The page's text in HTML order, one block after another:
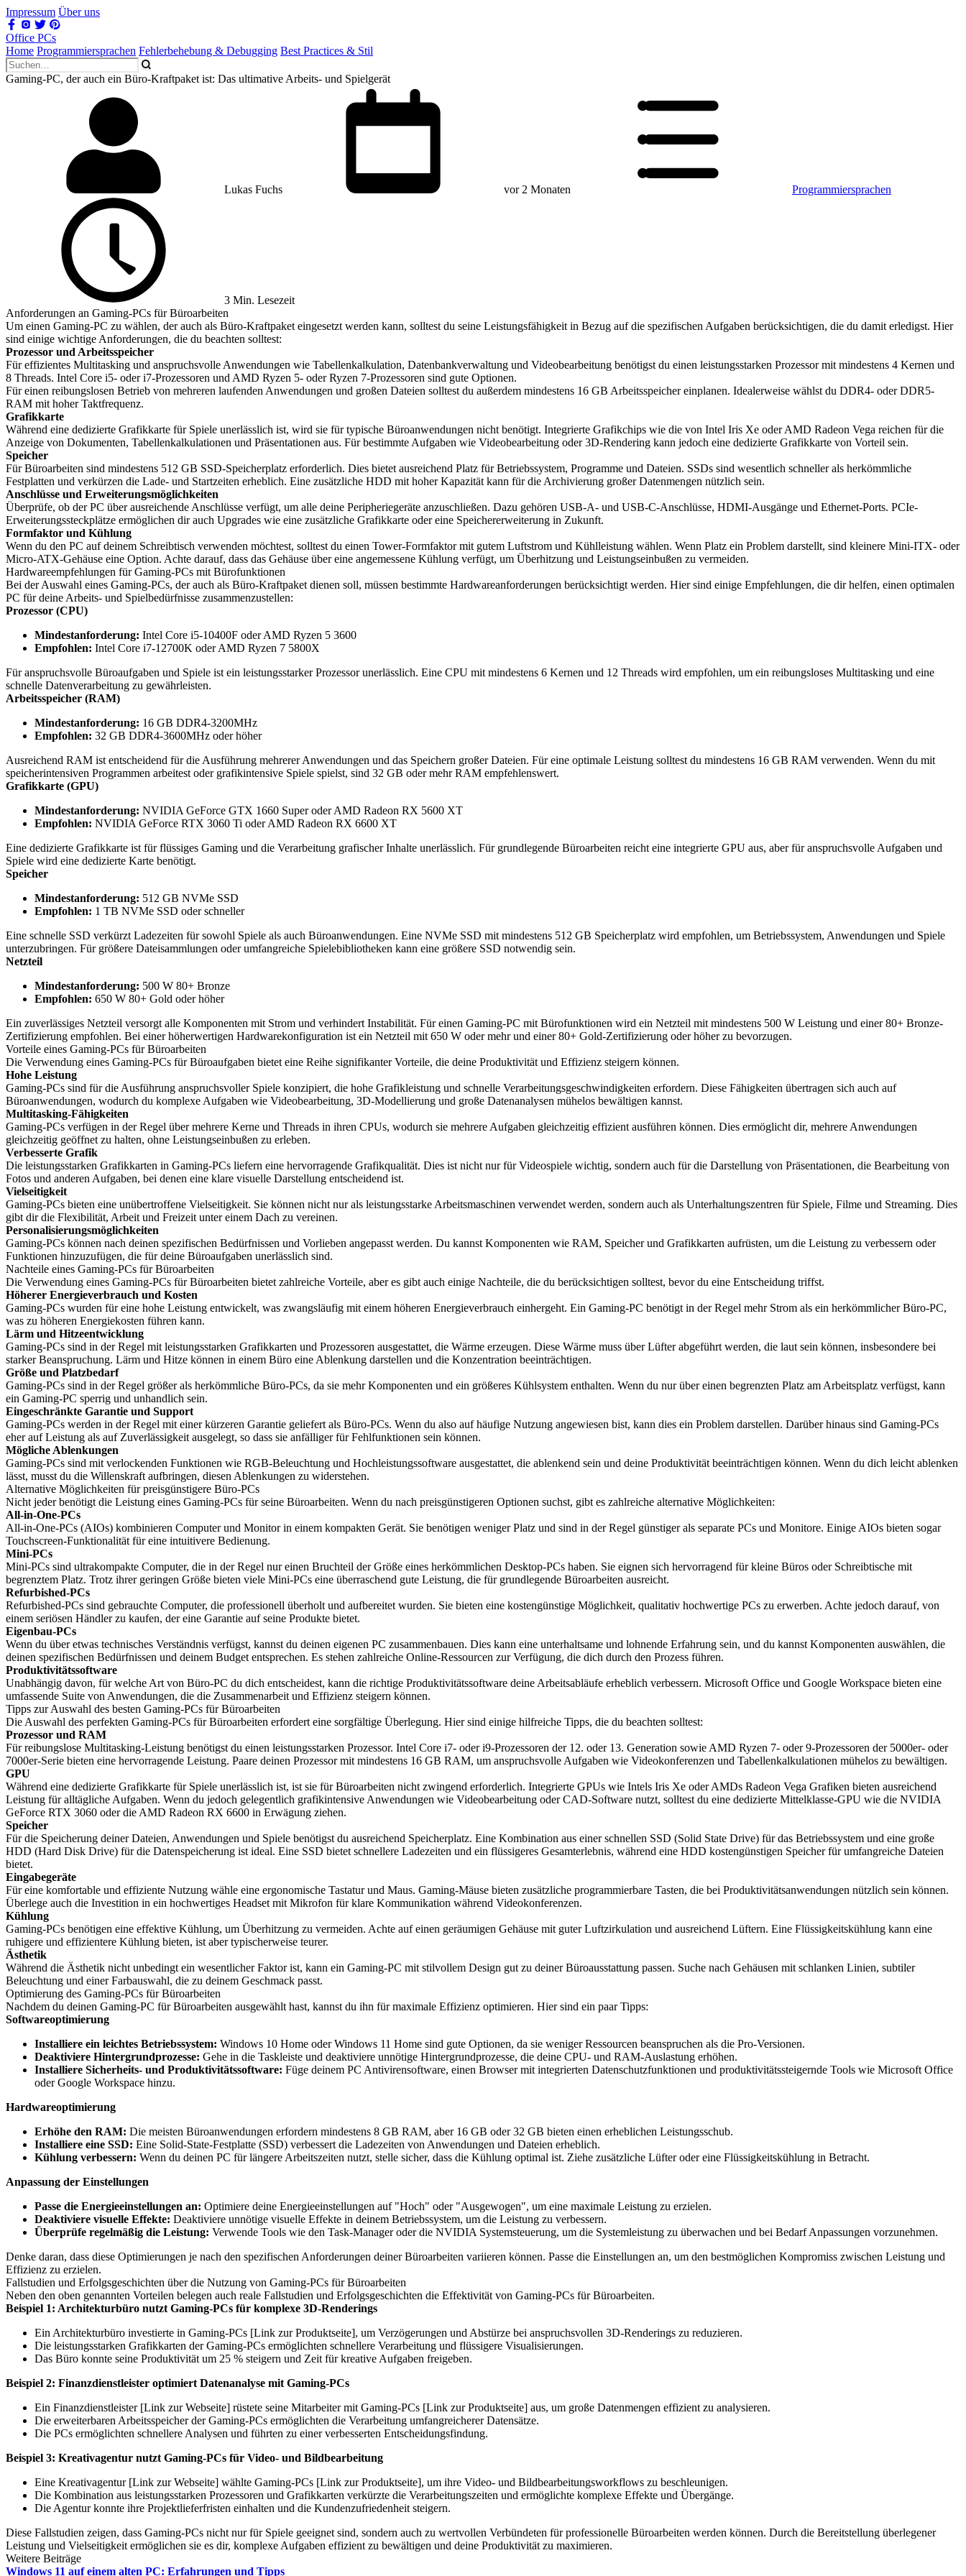
Impressum Über uns
Office PCs
Home Programmiersprachen Fehlerbehebung & Debugging Best Practices & Stil
Gaming-PC, der auch ein Büro-Kraftpaket ist: Das ultimative Arbeits- und Spielgerät
Lukas Fuchs vor 2 Monaten Programmiersprachen
3 Min. Lesezeit
Anforderungen an Gaming-PCs für Büroarbeiten
Um einen Gaming-PC zu wählen, der auch als Büro-Kraftpaket eingesetzt werden kann, solltest du seine Leistungsfähigkeit in Bezug auf die spezifischen Aufgaben berücksichtigen, die du damit erledigst. Hier
sind einige wichtige Anforderungen, die du beachten solltest:
Prozessor und Arbeitsspeicher
Für effizientes Multitasking und anspruchsvolle Anwendungen wie Tabellenkalkulation, Datenbankverwaltung und Videobearbeitung benötigst du einen leistungsstarken Prozessor mit mindestens 4 Kernen und
8 Threads. Intel Core i5- oder i7-Prozessoren und AMD Ryzen 5- oder Ryzen 7-Prozessoren sind gute Optionen.
Für einen reibungslosen Betrieb von mehreren laufenden Anwendungen und großen Dateien solltest du außerdem mindestens 16 GB Arbeitsspeicher einplanen. Idealerweise wählst du DDR4- oder DDR5-
RAM mit hoher Taktfrequenz.
Grafikkarte
Während eine dedizierte Grafikkarte für Spiele unerlässlich ist, wird sie für typische Büroanwendungen nicht benötigt. Integrierte Grafikchips wie die von Intel Iris Xe oder AMD Radeon Vega reichen für die
Anzeige von Dokumenten, Tabellenkalkulationen und Präsentationen aus. Für bestimmte Aufgaben wie Videobearbeitung oder 3D-Rendering kann jedoch eine dedizierte Grafikkarte von Vorteil sein.
Speicher
Für Büroarbeiten sind mindestens 512 GB SSD-Speicherplatz erforderlich. Dies bietet ausreichend Platz für Betriebssystem, Programme und Dateien. SSDs sind wesentlich schneller als herkömmliche
Festplatten und verkürzen die Lade- und Startzeiten erheblich. Eine zusätzliche HDD mit hoher Kapazität kann für die Archivierung großer Datenmengen nützlich sein.
Anschlüsse und Erweiterungsmöglichkeiten
Überprüfe, ob der PC über ausreichende Anschlüsse verfügt, um alle deine Peripheriegeräte anzuschließen. Dazu gehören USB-A- und USB-C-Anschlüsse, HDMI-Ausgänge und Ethernet-Ports. PCIe-
Erweiterungssteckplätze ermöglichen dir auch Upgrades wie eine zusätzliche Grafikkarte oder eine Speichererweiterung in Zukunft.
Formfaktor und Kühlung
Wenn du den PC auf deinem Schreibtisch verwenden möchtest, solltest du einen Tower-Formfaktor mit gutem Luftstrom und Kühlleistung wählen. Wenn Platz ein Problem darstellt, sind kleinere Mini-ITX- oder
Micro-ATX-Gehäuse eine Option. Achte darauf, dass das Gehäuse über eine angemessene Kühlung verfügt, um Überhitzung und Leistungseinbußen zu vermeiden.
Hardwareempfehlungen für Gaming-PCs mit Bürofunktionen
Bei der Auswahl eines Gaming-PCs, der auch als Büro-Kraftpaket dienen soll, müssen bestimmte Hardwareanforderungen berücksichtigt werden. Hier sind einige Empfehlungen, die dir helfen, einen optimalen
PC für deine Arbeits- und Spielbedürfnisse zusammenzustellen:
Prozessor (CPU)
Mindestanforderung: Intel Core i5-10400F oder AMD Ryzen 5 3600
Empfohlen: Intel Core i7-12700K oder AMD Ryzen 7 5800X
Für anspruchsvolle Büroaufgaben und Spiele ist ein leistungsstarker Prozessor unerlässlich. Eine CPU mit mindestens 6 Kernen und 12 Threads wird empfohlen, um ein reibungsloses Multitasking und eine
schnelle Datenverarbeitung zu gewährleisten.
Arbeitsspeicher (RAM)
Mindestanforderung: 16 GB DDR4-3200MHz
Empfohlen: 32 GB DDR4-3600MHz oder höher
Ausreichend RAM ist entscheidend für die Ausführung mehrerer Anwendungen und das Speichern großer Dateien. Für eine optimale Leistung solltest du mindestens 16 GB RAM verwenden. Wenn du mit
speicherintensiven Programmen arbeitest oder grafikintensive Spiele spielst, sind 32 GB oder mehr RAM empfehlenswert.
Grafikkarte (GPU)
Mindestanforderung: NVIDIA GeForce GTX 1660 Super oder AMD Radeon RX 5600 XT
Empfohlen: NVIDIA GeForce RTX 3060 Ti oder AMD Radeon RX 6600 XT
Eine dedizierte Grafikkarte ist für flüssiges Gaming und die Verarbeitung grafischer Inhalte unerlässlich. Für grundlegende Büroarbeiten reicht eine integrierte GPU aus, aber für anspruchsvolle Aufgaben und
Spiele wird eine dedizierte Karte benötigt.
Speicher
Mindestanforderung: 512 GB NVMe SSD
Empfohlen: 1 TB NVMe SSD oder schneller
Eine schnelle SSD verkürzt Ladezeiten für sowohl Spiele als auch Büroanwendungen. Eine NVMe SSD mit mindestens 512 GB Speicherplatz wird empfohlen, um Betriebssystem, Anwendungen und Spiele
unterzubringen. Für größere Dateisammlungen oder umfangreiche Spielebibliotheken kann eine größere SSD notwendig sein.
Netzteil
Mindestanforderung: 500 W 80+ Bronze
Empfohlen: 650 W 80+ Gold oder höher
Ein zuverlässiges Netzteil versorgt alle Komponenten mit Strom und verhindert Instabilität. Für einen Gaming-PC mit Bürofunktionen wird ein Netzteil mit mindestens 500 W Leistung und einer 80+ Bronze-
Zertifizierung empfohlen. Bei einer höherwertigen Hardwarekonfiguration ist ein Netzteil mit 650 W oder mehr und einer 80+ Gold-Zertifizierung oder höher zu bevorzugen.
Vorteile eines Gaming-PCs für Büroarbeiten
Die Verwendung eines Gaming-PCs für Büroaufgaben bietet eine Reihe signifikanter Vorteile, die deine Produktivität und Effizienz steigern können.
Hohe Leistung
Gaming-PCs sind für die Ausführung anspruchsvoller Spiele konzipiert, die hohe Grafikleistung und schnelle Verarbeitungsgeschwindigkeiten erfordern. Diese Fähigkeiten übertragen sich auch auf
Büroanwendungen, wodurch du komplexe Aufgaben wie Videobearbeitung, 3D-Modellierung und große Datenanalysen mühelos bewältigen kannst.
Multitasking-Fähigkeiten
Gaming-PCs verfügen in der Regel über mehrere Kerne und Threads in ihren CPUs, wodurch sie mehrere Aufgaben gleichzeitig effizient ausführen können. Dies ermöglicht dir, mehrere Anwendungen
gleichzeitig geöffnet zu halten, ohne Leistungseinbußen zu erleben.
Verbesserte Grafik
Die leistungsstarken Grafikkarten in Gaming-PCs liefern eine hervorragende Grafikqualität. Dies ist nicht nur für Videospiele wichtig, sondern auch für die Darstellung von Präsentationen, die Bearbeitung von
Fotos und anderen Aufgaben, bei denen eine klare visuelle Darstellung entscheidend ist.
Vielseitigkeit
Gaming-PCs bieten eine unübertroffene Vielseitigkeit. Sie können nicht nur als leistungsstarke Arbeitsmaschinen verwendet werden, sondern auch als Unterhaltungszentren für Spiele, Filme und Streaming. Dies
gibt dir die Flexibilität, Arbeit und Freizeit unter einem Dach zu vereinen.
Personalisierungsmöglichkeiten
Gaming-PCs können nach deinen spezifischen Bedürfnissen und Vorlieben angepasst werden. Du kannst Komponenten wie RAM, Speicher und Grafikkarten aufrüsten, um die Leistung zu verbessern oder
Funktionen hinzuzufügen, die für deine Büroaufgaben unerlässlich sind.
Nachteile eines Gaming-PCs für Büroarbeiten
Die Verwendung eines Gaming-PCs für Büroarbeiten bietet zahlreiche Vorteile, aber es gibt auch einige Nachteile, die du berücksichtigen solltest, bevor du eine Entscheidung triffst.
Höherer Energieverbrauch und Kosten
Gaming-PCs wurden für eine hohe Leistung entwickelt, was zwangsläufig mit einem höheren Energieverbrauch einhergeht. Ein Gaming-PC benötigt in der Regel mehr Strom als ein herkömmlicher Büro-PC,
was zu höheren Energiekosten führen kann.
Lärm und Hitzeentwicklung
Gaming-PCs sind in der Regel mit leistungsstarken Grafikkarten und Prozessoren ausgestattet, die Wärme erzeugen. Diese Wärme muss über Lüfter abgeführt werden, die laut sein können, insbesondere bei
starker Beanspruchung. Lärm und Hitze können in einem Büro eine Ablenkung darstellen und die Konzentration beeinträchtigen.
Größe und Platzbedarf
Gaming-PCs sind in der Regel größer als herkömmliche Büro-PCs, da sie mehr Komponenten und ein größeres Kühlsystem enthalten. Wenn du nur über einen begrenzten Platz am Arbeitsplatz verfügst, kann
ein Gaming-PC sperrig und unhandlich sein.
Eingeschränkte Garantie und Support
Gaming-PCs werden in der Regel mit einer kürzeren Garantie geliefert als Büro-PCs. Wenn du also auf häufige Nutzung angewiesen bist, kann dies ein Problem darstellen. Darüber hinaus sind Gaming-PCs
eher auf Leistung als auf Zuverlässigkeit ausgelegt, so dass sie anfälliger für Fehlfunktionen sein können.
Mögliche Ablenkungen
Gaming-PCs sind mit verlockenden Funktionen wie RGB-Beleuchtung und Hochleistungssoftware ausgestattet, die ablenkend sein und deine Produktivität beeinträchtigen können. Wenn du dich leicht ablenken
lässt, musst du die Willenskraft aufbringen, diesen Ablenkungen zu widerstehen.
Alternative Möglichkeiten für preisgünstigere Büro-PCs
Nicht jeder benötigt die Leistung eines Gaming-PCs für seine Büroarbeiten. Wenn du nach preisgünstigeren Optionen suchst, gibt es zahlreiche alternative Möglichkeiten:
All-in-One-PCs
All-in-One-PCs (AIOs) kombinieren Computer und Monitor in einem kompakten Gerät. Sie benötigen weniger Platz und sind in der Regel günstiger als separate PCs und Monitore. Einige AIOs bieten sogar
Touchscreen-Funktionalität für eine intuitivere Bedienung.
Mini-PCs
Mini-PCs sind ultrakompakte Computer, die in der Regel nur einen Bruchteil der Größe eines herkömmlichen Desktop-PCs haben. Sie eignen sich hervorragend für kleine Büros oder Schreibtische mit
begrenztem Platz. Trotz ihrer geringen Größe bieten viele Mini-PCs eine überraschend gute Leistung, die für grundlegende Büroarbeiten ausreicht.
Refurbished-PCs
Refurbished-PCs sind gebrauchte Computer, die professionell überholt und aufbereitet wurden. Sie bieten eine kostengünstige Möglichkeit, qualitativ hochwertige PCs zu erwerben. Achte jedoch darauf, von
einem seriösen Händler zu kaufen, der eine Garantie auf seine Produkte bietet.
Eigenbau-PCs
Wenn du über etwas technisches Verständnis verfügst, kannst du deinen eigenen PC zusammenbauen. Dies kann eine unterhaltsame und lohnende Erfahrung sein, und du kannst Komponenten auswählen, die
deinen spezifischen Bedürfnissen und deinem Budget entsprechen. Es stehen zahlreiche Online-Ressourcen zur Verfügung, die dich durch den Prozess führen.
Produktivitätssoftware
Unabhängig davon, für welche Art von Büro-PC du dich entscheidest, kann die richtige Produktivitätssoftware deine Arbeitsabläufe erheblich verbessern. Microsoft Office und Google Workspace bieten eine
umfassende Suite von Anwendungen, die die Zusammenarbeit und Effizienz steigern können.
Tipps zur Auswahl des besten Gaming-PCs für Büroarbeiten
Die Auswahl des perfekten Gaming-PCs für Büroarbeiten erfordert eine sorgfältige Überlegung. Hier sind einige hilfreiche Tipps, die du beachten solltest:
Prozessor und RAM
Für reibungslose Multitasking-Leistung benötigst du einen leistungsstarken Prozessor. Intel Core i7- oder i9-Prozessoren der 12. oder 13. Generation sowie AMD Ryzen 7- oder 9-Prozessoren der 5000er- oder
7000er-Serie bieten eine hervorragende Leistung. Paare deinen Prozessor mit mindestens 16 GB RAM, um anspruchsvolle Aufgaben wie Videokonferenzen und Tabellenkalkulationen mühelos zu bewältigen.
GPU
Während eine dedizierte Grafikkarte für Spiele unerlässlich ist, ist sie für Büroarbeiten nicht zwingend erforderlich. Integrierte GPUs wie Intels Iris Xe oder AMDs Radeon Vega Grafiken bieten ausreichend
Leistung für alltägliche Aufgaben. Wenn du jedoch gelegentlich grafikintensive Anwendungen wie Videobearbeitung oder CAD-Software nutzt, solltest du eine dedizierte Mittelklasse-GPU wie die NVIDIA
GeForce RTX 3060 oder die AMD Radeon RX 6600 in Erwägung ziehen.
Speicher
Für die Speicherung deiner Dateien, Anwendungen und Spiele benötigst du ausreichend Speicherplatz. Eine Kombination aus einer schnellen SSD (Solid State Drive) für das Betriebssystem und eine große
HDD (Hard Disk Drive) für die Datenspeicherung ist ideal. Eine SSD bietet schnellere Ladezeiten und ein flüssigeres Gesamterlebnis, während eine HDD kostengünstigen Speicher für umfangreiche Dateien
bietet.
Eingabegeräte
Für eine komfortable und effiziente Nutzung wähle eine ergonomische Tastatur und Maus. Gaming-Mäuse bieten zusätzliche programmierbare Tasten, die bei Produktivitätsanwendungen nützlich sein können.
Überlege auch die Investition in ein hochwertiges Headset mit Mikrofon für klare Kommunikation während Videokonferenzen.
Kühlung
Gaming-PCs benötigen eine effektive Kühlung, um Überhitzung zu vermeiden. Achte auf einen geräumigen Gehäuse mit guter Luftzirkulation und ausreichend Lüftern. Eine Flüssigkeitskühlung kann eine
ruhigere und effizientere Kühlung bieten, ist aber typischerweise teurer.
Ästhetik
Während die Ästhetik nicht unbedingt ein wesentlicher Faktor ist, kann ein Gaming-PC mit stilvollem Design gut zu deiner Büroausstattung passen. Suche nach Gehäusen mit schlanken Linien, subtiler
Beleuchtung und einer Farbauswahl, die zu deinem Geschmack passt.
Optimierung des Gaming-PCs für Büroarbeiten
Nachdem du deinen Gaming-PC für Büroarbeiten ausgewählt hast, kannst du ihn für maximale Effizienz optimieren. Hier sind ein paar Tipps:
Softwareoptimierung
Installiere ein leichtes Betriebssystem: Windows 10 Home oder Windows 11 Home sind gute Optionen, da sie weniger Ressourcen beanspruchen als die Pro-Versionen.
Deaktiviere Hintergrundprozesse: Gehe in die Taskleiste und deaktiviere unnötige Hintergrundprozesse, die deine CPU- und RAM-Auslastung erhöhen.
Installiere Sicherheits- und Produktivitätssoftware: Füge deinem PC Antivirensoftware, einen Browser mit integrierten Datenschutzfunktionen und produktivitätssteigernde Tools wie Microsoft Office
oder Google Workspace hinzu.
Hardwareoptimierung
Erhöhe den RAM: Die meisten Büroanwendungen erfordern mindestens 8 GB RAM, aber 16 GB oder 32 GB bieten einen erheblichen Leistungsschub.
Installiere eine SSD: Eine Solid-State-Festplatte (SSD) verbessert die Ladezeiten von Anwendungen und Dateien erheblich.
Kühlung verbessern: Wenn du deinen PC für längere Arbeitszeiten nutzt, stelle sicher, dass die Kühlung optimal ist. Ziehe zusätzliche Lüfter oder eine Flüssigkeitskühlung in Betracht.
Anpassung der Einstellungen
Passe die Energieeinstellungen an: Optimiere deine Energieeinstellungen auf "Hoch" oder "Ausgewogen", um eine maximale Leistung zu erzielen.
Deaktiviere visuelle Effekte: Deaktiviere unnötige visuelle Effekte in deinem Betriebssystem, um die Leistung zu verbessern.
Überprüfe regelmäßig die Leistung: Verwende Tools wie den Task-Manager oder die NVIDIA Systemsteuerung, um die Systemleistung zu überwachen und bei Bedarf Anpassungen vorzunehmen.
Denke daran, dass diese Optimierungen je nach den spezifischen Anforderungen deiner Büroarbeiten variieren können. Passe die Einstellungen an, um den bestmöglichen Kompromiss zwischen Leistung und
Effizienz zu erzielen.
Fallstudien und Erfolgsgeschichten über die Nutzung von Gaming-PCs für Büroarbeiten
Neben den oben genannten Vorteilen belegen auch reale Fallstudien und Erfolgsgeschichten die Effektivität von Gaming-PCs für Büroarbeiten.
Beispiel 1: Architekturbüro nutzt Gaming-PCs für komplexe 3D-Renderings
Ein Architekturbüro investierte in Gaming-PCs [Link zur Produktseite], um Verzögerungen und Abstürze bei anspruchsvollen 3D-Renderings zu reduzieren.
Die leistungsstarken Grafikkarten der Gaming-PCs ermöglichten schnellere Verarbeitung und flüssigere Visualisierungen.
Das Büro konnte seine Produktivität um 25 % steigern und Zeit für kreative Aufgaben freigeben.
Beispiel 2: Finanzdienstleister optimiert Datenanalyse mit Gaming-PCs
Ein Finanzdienstleister [Link zur Webseite] rüstete seine Mitarbeiter mit Gaming-PCs [Link zur Produktseite] aus, um große Datenmengen effizient zu analysieren.
Die erweiterbaren Arbeitsspeicher der Gaming-PCs ermöglichten die Verarbeitung umfangreicherer Datensätze.
Die PCs ermöglichten schnellere Analysen und führten zu einer verbesserten Entscheidungsfindung.
Beispiel 3: Kreativagentur nutzt Gaming-PCs für Video- und Bildbearbeitung
Eine Kreativagentur [Link zur Webseite] wählte Gaming-PCs [Link zur Produktseite], um ihre Video- und Bildbearbeitungsworkflows zu beschleunigen.
Die Kombination aus leistungsstarken Prozessoren und Grafikkarten verkürzte die Verarbeitungszeiten und ermöglichte komplexe Effekte und Übergänge.
Die Agentur konnte ihre Projektlieferfristen einhalten und die Kundenzufriedenheit steigern.
Diese Fallstudien zeigen, dass Gaming-PCs nicht nur für Spiele geeignet sind, sondern auch zu wertvollen Verbündeten für professionelle Büroarbeiten werden können. Durch die Bereitstellung überlegener
Leistung und Vielseitigkeit ermöglichen sie es dir, komplexe Aufgaben effizient zu bewältigen und deine Produktivität zu maximieren.
Weitere Beiträge
Windows 11 auf einem alten PC: Erfahrungen und Tipps